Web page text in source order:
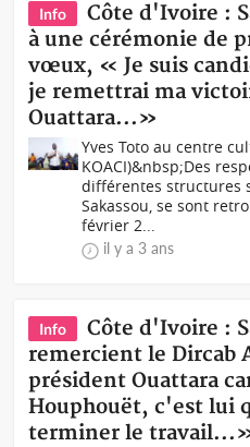
Info
Côte d'Ivoire :
à une cérémonie de
vœux, « Je suis
je remettrai ma
Ouattara...»
Yves Toto au centre
KOACI)&nbsp;Des
différentes structures
Sakassou, se sont
février 2...
il y a 3 ans
Info
Côte d'Ivoire :
remercient le Dircab
président Ouattara
Houphouët, c'est lui
terminer le